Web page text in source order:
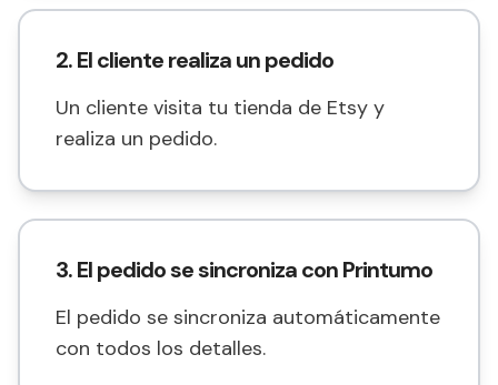
2. El cliente realiza un pedido
Un cliente visita tu tienda de Etsy y
realiza un pedido.
3. El pedido se sincroniza con Printumo
El pedido se sincroniza automáticamente
con todos los detalles.